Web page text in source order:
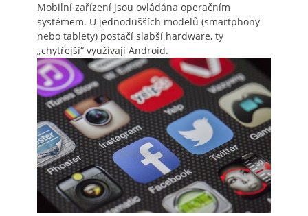
Mobilní zařízení jsou ovládána operačním
systémem. U jednodušších modelů (smartphony
nebo tablety) postačí slabší hardware, ty
„chytřejší“ využívají Android.